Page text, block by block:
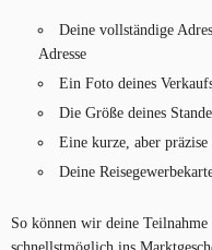
Deine vollständige
Adresse
Ein Foto deines
Die Größe deines
Eine kurze, aber präzise
Deine
So können wir deine